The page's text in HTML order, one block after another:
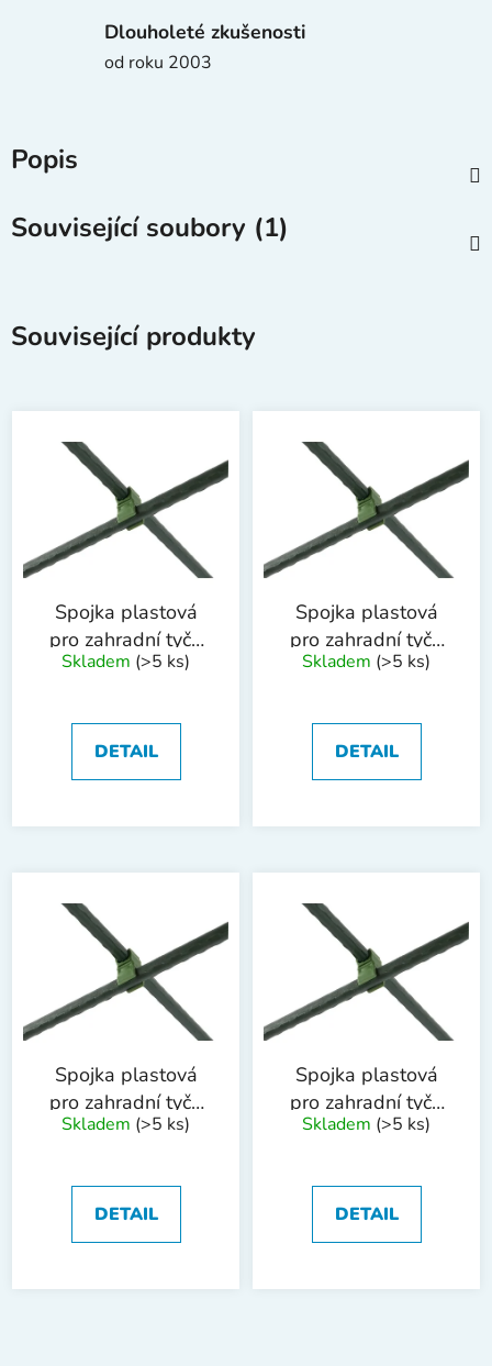
Dlouholeté zkušenosti
od roku 2003
Popis
Související soubory (1)
Související produkty
Spojka plastová
pro zahradní tyče
11 mm
Skladem (>5 ks)
DETAIL
Spojka plastová
pro zahradní tyče
20 mm
Skladem (>5 ks)
DETAIL
Spojka plastová
pro zahradní tyče
8mm
Skladem (>5 ks)
DETAIL
Spojka plastová
pro zahradní tyče
16 mm
Skladem (>5 ks)
DETAIL